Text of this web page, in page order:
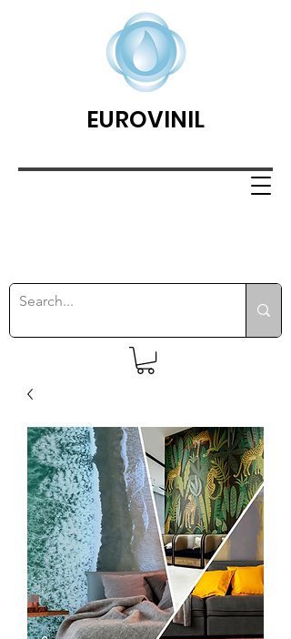
EUROVINIL